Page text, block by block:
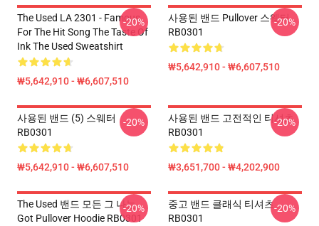
The Used LA 2301 - Famous
For The Hit Song The Taste Of
Ink The Used Sweatshirt
₩5,642,910 - ₩6,607,510
-20%
사용된 밴드 Pullover 스웨터
RB0301
₩5,642,910 - ₩6,607,510
-20%
사용된 밴드 (5) 스웨터
RB0301
₩5,642,910 - ₩6,607,510
-20%
사용된 밴드 고전적인 티셔츠
RB0301
₩3,651,700 - ₩4,202,900
-20%
The Used 밴드 모든 그 나는
Got Pullover Hoodie RB0301
-20%
중고 밴드 클래식 티셔츠
RB0301
-20%